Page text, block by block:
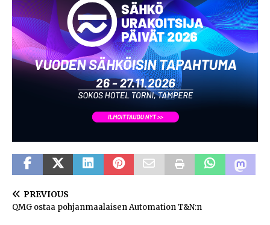
PREVIOUS
QMG ostaa pohjanmaalaisen Automation T&N:n